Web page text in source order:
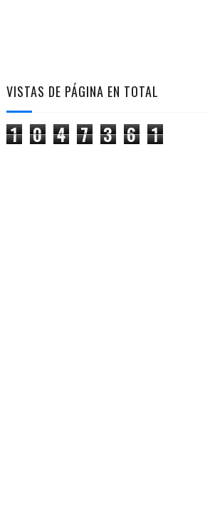
VISTAS DE PÁGINA EN TOTAL
1 0 4 7 3 6 1